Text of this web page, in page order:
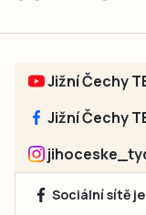
Jižní Čechy
Jižní Čechy
Sociální sítě